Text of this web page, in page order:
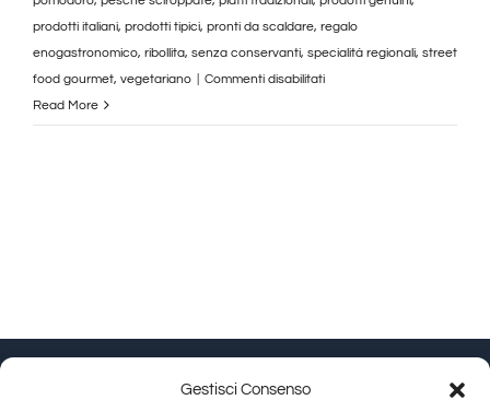
Gestisci Consenso
prodotti italiani, prodotti tipici, pronti da scaldare, regalo
enogastronomico, ribollita, senza conservanti, specialità regionali, street
food gourmet, vegetariano Commenti disabilitatisu
Pronti
Pesche
Read More